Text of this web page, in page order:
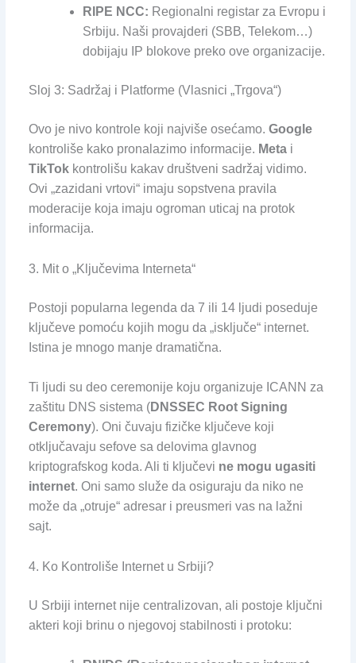
RIPE NCC: Regionalni registar za Evropu i
Srbiju. Naši provajderi (SBB, Telekom…)
dobijaju IP blokove preko ove organizacije.
Sloj 3: Sadržaj i Platforme (Vlasnici „Trgova“)
Ovo je nivo kontrole koji najviše osećamo. Google
kontroliše kako pronalazimo informacije. Metai
TikTokkontrolišu kakav društveni sadržaj vidimo.
Ovi „zazidani vrtovi“ imaju sopstvena pravila
moderacije koja imaju ogroman uticaj na protok
informacija.
3. Mit o „Ključevima Interneta“
Postoji popularna legenda da 7 ili 14 ljudi poseduje
ključeve pomoću kojih mogu da „isključe“ internet.
Istina je mnogo manje dramatična.
Ti ljudi su deo ceremonije koju organizuje ICANN za
zaštitu DNS sistema (DNSSEC Root Signing
Ceremony). Oni čuvaju fizičke ključeve koji
otključavaju sefove sa delovima glavnog
kriptografskog koda. Ali ti ključevi ne mogu ugasiti
internet. Oni samo služe da osiguraju da niko ne
može da „otruje“ adresar i preusmeri vas na lažni
sajt.
4. Ko Kontroliše Internet u Srbiji?
U Srbiji internet nije centralizovan, ali postoje ključni
akteri koji brinu o njegovoj stabilnosti i protoku: